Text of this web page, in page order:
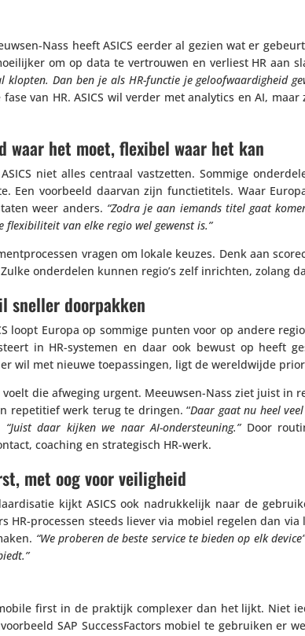
Nass heeft ASICS eerder al gezien wat er
om op data te vertrouwen en verliest HR aan
klopten. Dan ben je als HR-functie je geloof­waar­dig­heid
fase van HR. ASICS wil verder met analytics en AI,
waar het moet, flexibel waar het kan
niet alles centraal vast­zetten. Sommige
Een voorbeeld daarvan zijn func­tie­ti­tels. Waar
weer anders. “Zodra je aan iemands titel gaat
flexi­bi­li­teit van elke regio wel gewenst is.”
vragen om lokale keuzes. Denk aan
onder­delen kunnen regio’s zelf inrichten, zolang
sneller doorpakken
loopt Europa op sommige punten voor op andere
in HR-systemen en daar ook bewust op heeft
wil met nieuwe toepas­singen, ligt de wereld­wijde
voelt die afweging urgent. Meeuwsen-Nass ziet juist
repe­ti­tief werk terug te dringen. “Daar gaat nu heel
“Juist daar kijken we naar AI-onder­steu­ning.”Door
coaching en stra­te­gisch HR-werk.
met oog voor veiligheid
kijkt ASICS ook nadruk­ke­lijk naar de
HR-processen steeds liever via mobiel regelen dan
“We proberen de beste service te bieden op elk device”
first in de praktijk complexer dan het lijkt. Niet
SAP Succes­sFac­tors mobiel te gebruiken er